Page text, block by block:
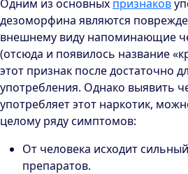
Одним из основных признаков
дезоморфина являются
внешнему виду напоминающие
(отсюда и появилось название
этот признак после достаточно
употребления. Однако выявить
употребляет этот наркотик,
целому ряду симптомов:
От человека исходит
препаратов.